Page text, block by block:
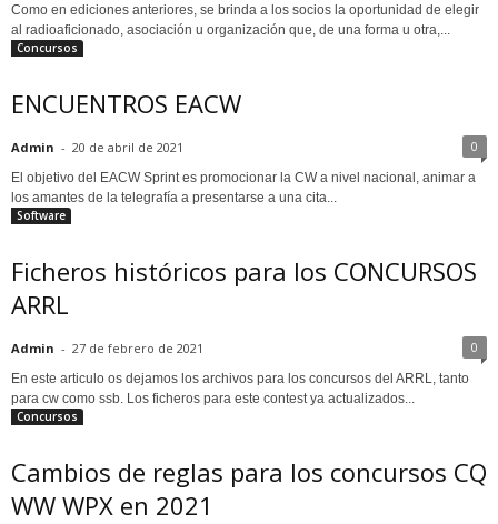
Como en ediciones anteriores, se brinda a los socios la oportunidad de elegir
al radioaficionado, asociación u organización que, de una forma u otra,...
Concursos
ENCUENTROS EACW
Admin - 20 de abril de 2021 0
El objetivo del EACW Sprint es promocionar la CW a nivel nacional, animar a
los amantes de la telegrafía a presentarse a una cita...
Software
Ficheros históricos para los CONCURSOS
ARRL
Admin - 27 de febrero de 2021 0
En este articulo os dejamos los archivos para los concursos del ARRL, tanto
para cw como ssb. Los ficheros para este contest ya actualizados...
Concursos
Cambios de reglas para los concursos CQ
WW WPX en 2021